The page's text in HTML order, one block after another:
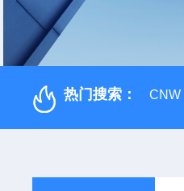
热门搜索： CNW